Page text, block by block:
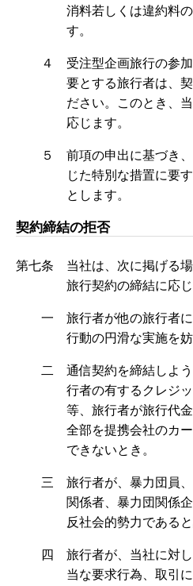
消料若しくは違約料
す。
４ 受注型企画旅行の参
要とする旅行者は、
ださい。このとき、
応じます。
５ 前項の申出に基づき
じた特別な措置に要
とします。
契約締結の拒否
第七条 当社は、次に掲げる
旅行契約の締結に応
一 旅行者が他の旅行者
行動の円滑な実施を
二 通信契約を締結しよ
行者の有するクレジ
等、旅行者が旅行代
全部を提携会社のカ
できないとき。
三 旅行者が、暴力団員
関係者、暴力団関係
反社会的勢力である
四 旅行者が、当社に対
当な要求行為、取引